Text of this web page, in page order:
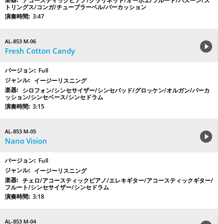
トリングス/コンガ/チューブラーベル/パーカッション
3:47
AL-853 M-06
Fresh Cotton Candy
Full
イージーリスニング
シロフォン/シンセサイザー/シンセパッド/グロッケン/オルガン/パーカ
ッション/シンセベース/シンセドラム
3:15
AL-853 M-05
Nano Vision
Full
イージーリスニング
チェロ/アコースティックピアノ/エレキギター/アコースティックギター/
フルート/シンセサイザー/シンセドラム
3:18
AL-853 M-04